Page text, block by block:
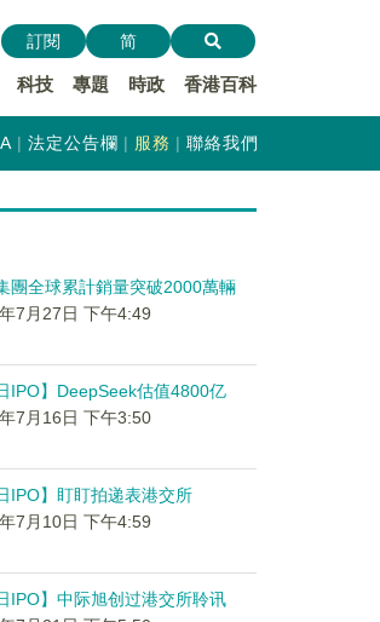
科技 專題 時政 香港百科
訂閱 简
法定公告欄 服務 聯絡我們
團全球累計銷量突破2000萬輛
7月27日 下午4:49
IPO】DeepSeek估值4800亿
7月16日 下午3:50
IPO】盯盯拍递表港交所
7月10日 下午4:59
IPO】中际旭创过港交所聆讯